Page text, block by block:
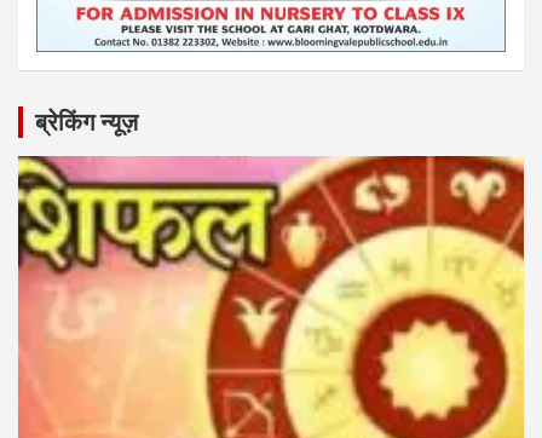
ब्रेकिंग न्यूज़